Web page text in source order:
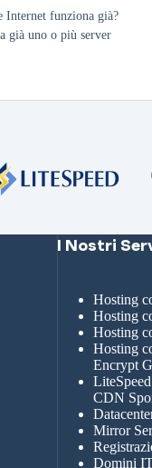
Internet funziona già?
già uno o più server
I Nostri
Hosting
Hosting
Hosting
Hosting
Encrypt
CDN
Mirror
Domini